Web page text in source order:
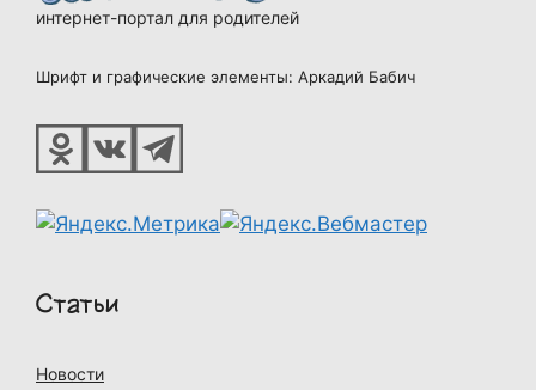
интернет-портал для родителей
Шрифт и графические элементы: Аркадий Бабич
Статьи
Новости